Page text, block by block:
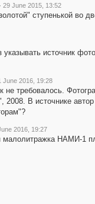
· 29 June 2015, 13:52
ступенькой во
указывать источник
June 2016, 19:28
не требовалось.
В источнике
2016, 19:27
малолитражка НАМИ-1